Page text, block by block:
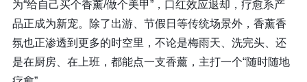
为“给自己买个香薰/做个美甲”，口红效应退却，疗愈系产
品正成为新宠。除了出游、节假日等传统场景外，香薰香
氛也正渗透到更多的时空里，不论是梅雨天、洗完头、还
是在厨房、在上班，都能点一支香薰，主打一个“随时随地